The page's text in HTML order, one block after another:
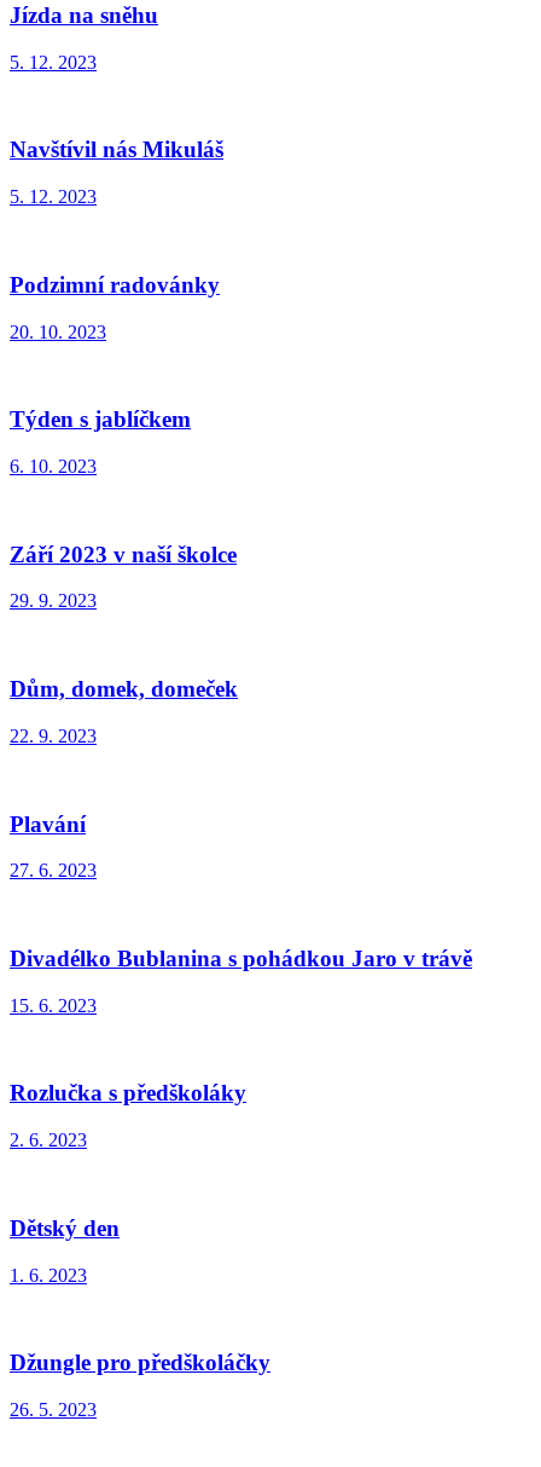
Jízda na sněhu
5. 12. 2023
Navštívil nás Mikuláš
5. 12. 2023
Podzimní radovánky
20. 10. 2023
Týden s jablíčkem
6. 10. 2023
Září 2023 v naší školce
29. 9. 2023
Dům, domek, domeček
22. 9. 2023
Plavání
27. 6. 2023
Divadélko Bublanina s pohádkou Jaro v trávě
15. 6. 2023
Rozlučka s předškoláky
2. 6. 2023
Dětský den
1. 6. 2023
Džungle pro předškoláčky
26. 5. 2023